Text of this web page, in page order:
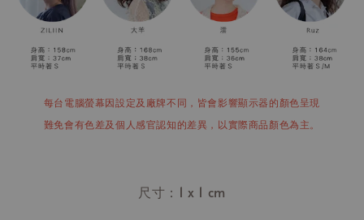
每台電腦螢幕因設定及廠牌不同，皆會影響顯示器的顏色呈現
難免會有色差及個人感官認知的差異，以實際商品顏色為主。
尺寸：1 x 1 cm